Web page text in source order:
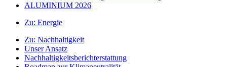
ALUMINIUM 2026
Zu: Energie
Zu: Nachhaltigkeit
Unser Ansatz
Nachhaltigkeitsberichterstattung